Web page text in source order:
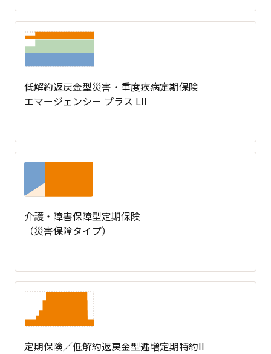
低解約返戻金型災害・重度疾病定期保険
エマージェンシー プラス LII
介護・障害保障型定期保険
（災害保障タイプ）
定期保険／低解約返戻金型逓増定期特約II